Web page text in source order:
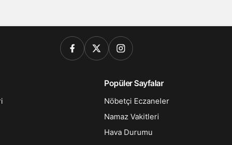
Popüler Sayfalar
Nöbetçi Eczaneler
Namaz Vakitleri
Hava Durumu